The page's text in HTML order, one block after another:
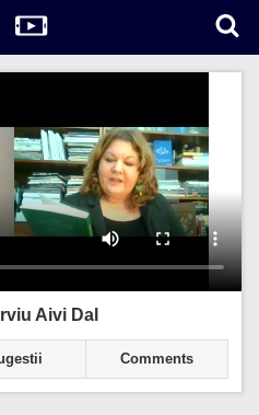
Aivi Dal
Comments